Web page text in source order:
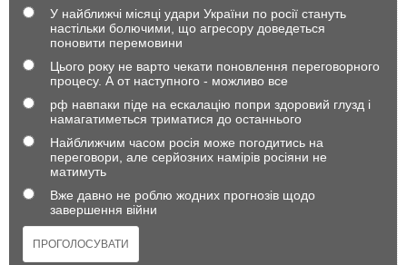
У найближчі місяці удари України по росії стануть
настільки болючими, що агресору доведеться
поновити перемовини
Цього року не варто чекати поновлення переговорного
процесу. А от наступного - можливо все
рф навпаки піде на ескалацію попри здоровий глузд і
намагатиметься триматися до останнього
Найближчим часом росія може погодитись на
переговори, але серйозних намірів росіяни не
матимуть
Вже давно не роблю жодних прогнозів щодо
завершення війни